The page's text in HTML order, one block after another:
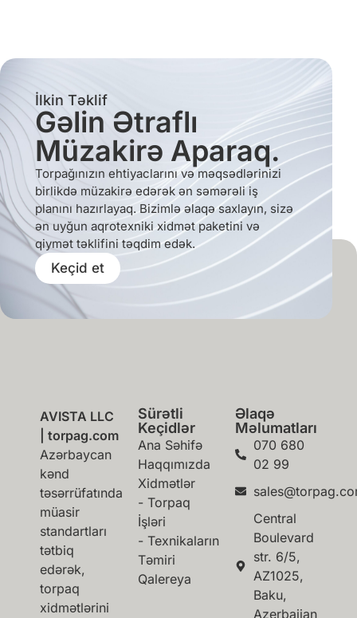
İlkin Təklif
Gəlin Ətraflı
Müzakirə Aparaq.
Torpağınızın ehtiyaclarını və məqsədlərinizi
birlikdə müzakirə edərək ən səmərəli iş
planını hazırlayaq. Bizimlə əlaqə saxlayın, sizə
ən uyğun aqrotexniki xidmət paketini və
qiymət təklifini təqdim edək.
Keçid et
AVISTA LLC
| torpag.com
Azərbaycan
kənd
təsərrüfatında
müasir
standartları
tətbiq
edərək,
torpaq
xidmətlərini
Sürətli
Keçidlər
Ana Səhifə
Haqqımızda
Xidmətlər
- Torpaq
İşləri
- Texnikaların
Təmiri
Qalereya
Əlaqə
Məlumatları
070 680
02 99
Central
Boulevard
str. 6/5,
AZ1025,
Baku,
Azerbaijan